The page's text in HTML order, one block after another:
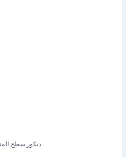
ديكور سطح